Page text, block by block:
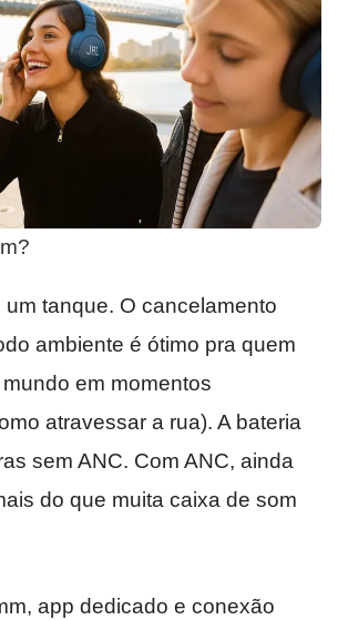
tanque. O cancelamento
ambiente é ótimo pra quem
em momentos
atravessar a rua). A bateria
sem ANC. Com ANC, ainda
do que muita caixa de som
app dedicado e conexão